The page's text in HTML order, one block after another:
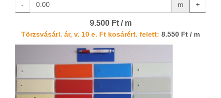
- m +
9.500 Ft / m
Törzsvásárl. ár, v. 10 e. Ft kosárért. felett: 8.550 Ft / m